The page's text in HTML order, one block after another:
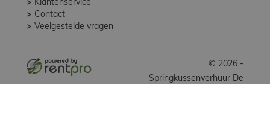
Klantenservice
Contact
Veelgestelde vragen
© 2026 -
Springkussenverhuur De